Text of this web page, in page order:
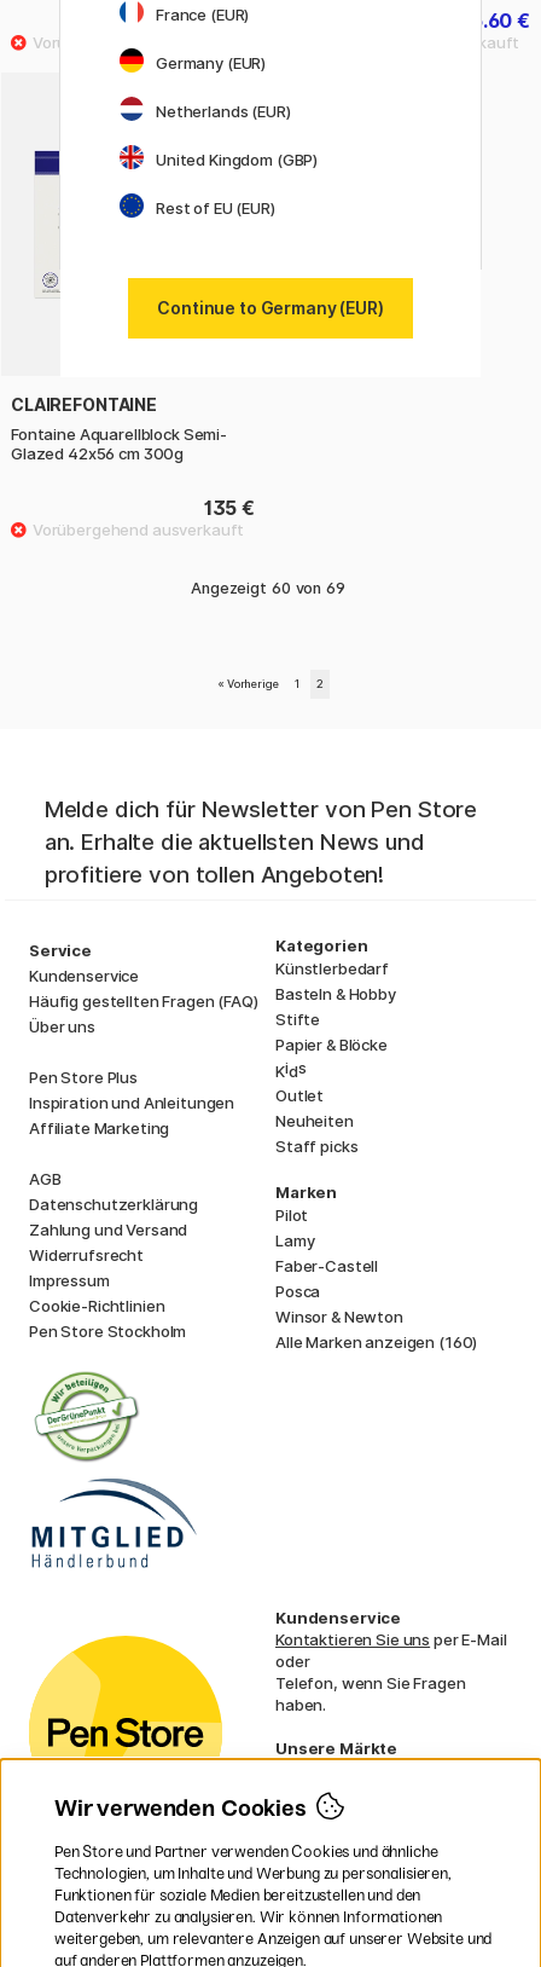
8.05 €
11.50 € 5.60 €
CLAIREFONTAINE
Fontaine Aquarellblock Semi-
Glazed 42x56 cm 300g
135 €
Angezeigt 60 von 69
« Vorherige 1 2
Melde dich für Newsletter von Pen Store
an. Erhalte die aktuellsten News und
profitiere von tollen Angeboten!
Service
Kundenservice
Häufig gestellten Fragen (FAQ)
Über uns
Pen Store Plus
Inspiration und Anleitungen
Affiliate Marketing
AGB
Datenschutzerklärung
Zahlung und Versand
Widerrufsrecht
Impressum
Cookie-Richtlinien
Pen Store Stockholm
Kategorien
Künstlerbedarf
Basteln & Hobby
Stifte
Papier & Blöcke
Kids
Outlet
Neuheiten
Staff picks
Marken
Pilot
Lamy
Faber-Castell
Posca
Winsor & Newton
Alle Marken anzeigen (160)
Kundenservice
Kontaktieren Sie uns per E-Mail
oder
Telefon, wenn Sie Fragen
haben.
Unsere Märkte
Norwegen
Dänemark
Frankreich
Irland
Niederlande
UK
EU
France (EUR)
Germany (EUR)
Netherlands (EUR)
United Kingdom (GBP)
Rest of EU (EUR)
Continue to Germany (EUR)
Wir verwenden Cookies
Pen Store und Partner verwenden Cookies und ähnliche
Technologien, um Inhalte und Werbung zu personalisieren,
Funktionen für soziale Medien bereitzustellen und den
Datenverkehr zu analysieren. Wir können Informationen
weitergeben, um relevantere Anzeigen auf unserer Website und
auf anderen Plattformen anzuzeigen.